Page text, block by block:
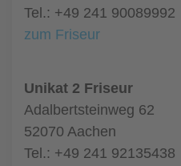
Tel.: +49 241 90089992
zum Friseur
Unikat 2 Friseur
Adalbertsteinweg 62
52070 Aachen
Tel.: +49 241 92135438